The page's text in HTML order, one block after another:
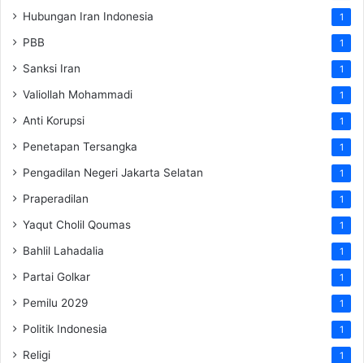
Hubungan Iran Indonesia 1
PBB 1
Sanksi Iran 1
Valiollah Mohammadi 1
Anti Korupsi 1
Penetapan Tersangka 1
Pengadilan Negeri Jakarta Selatan 1
Praperadilan 1
Yaqut Cholil Qoumas 1
Bahlil Lahadalia 1
Partai Golkar 1
Pemilu 2029 1
Politik Indonesia 1
Religi 1